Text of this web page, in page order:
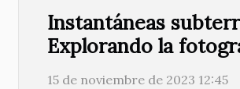
Instantáneas
Explorando la
el metro
15 de noviembre de 2023 12:45